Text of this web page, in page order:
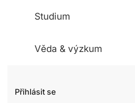
Studium
Věda & výzkum
Přihlásit se